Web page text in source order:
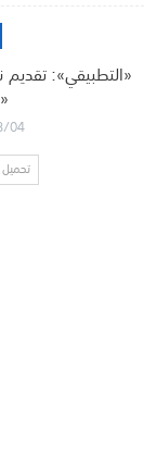
«التطبيقي»:
04
تحميل